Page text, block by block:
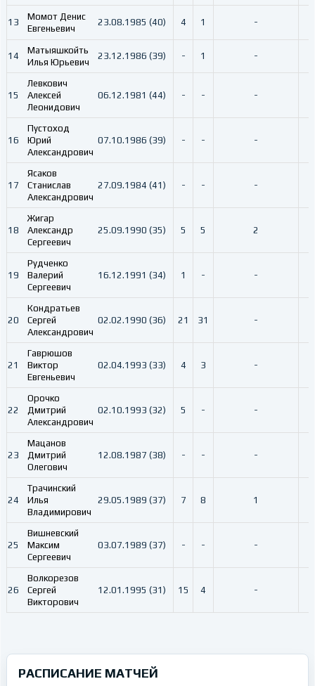
13
Момот Денис
Евгеньевич
23.08.1985 (40) 4 1 -
14
Матыяшкойть
Илья Юрьевич
23.12.1986 (39) - 1 -
15
Левкович
Алексей
Леонидович
06.12.1981 (44) - - -
16
Пустоход
Юрий
Александрович
07.10.1986 (39) - - -
17
Ясаков
Станислав
Александрович
27.09.1984 (41) - - -
18
Жигар
Александр
Сергеевич
25.09.1990 (35) 5 5 2
19
Рудченко
Валерий
Сергеевич
16.12.1991 (34) 1 - -
20
Кондратьев
Сергей
Александрович
02.02.1990 (36) 21 31 -
21
Гаврюшов
Виктор
Евгеньевич
02.04.1993 (33) 4 3 -
22
Орочко
Дмитрий
Александрович
02.10.1993 (32) 5 - -
23
Мацанов
Дмитрий
Олегович
12.08.1987 (38) - - -
24
Трачинский
Илья
Владимирович
29.05.1989 (37) 7 8 1
25
Вишневский
Максим
Сергеевич
03.07.1989 (37) - - -
26
Волкорезов
Сергей
Викторович
12.01.1995 (31) 15 4 -
РАСПИСАНИЕ МАТЧЕЙ